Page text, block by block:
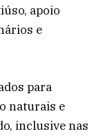
apoio
e
para
naturais e
inclusive nas